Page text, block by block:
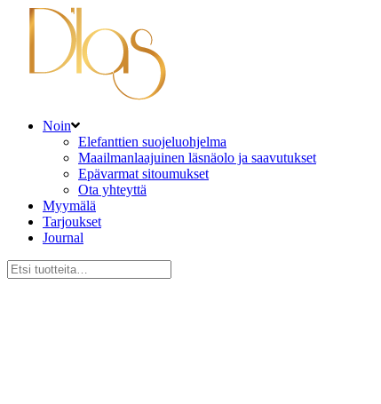
Noin
Elefanttien suojeluohjelma
Maailmanlaajuinen läsnäolo ja saavutukset
Epävarmat sitoumukset
Ota yhteyttä
Myymälä
Tarjoukset
Journal
Etsi: